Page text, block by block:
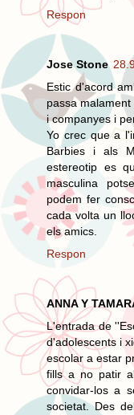
Respon
Jose Stone
Estic d'acord
passa
i companyes i
Yo crec que a
Barbies i als
estereotip es
masculina
podem fer
cada volta un
els amics.
Respon
ANNA Y
L'entrada de
d'adolescents i
escolar a estar
fills a no patir
convidar-los a
societat. Des